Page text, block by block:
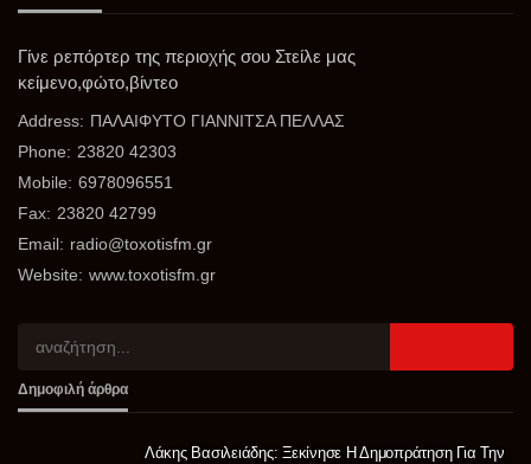
Γίνε ρεπόρτερ της περιοχής σου Στείλε μας
κείμενο,φώτο,βίντεο
Address: ΠΑΛΑΙΦΥΤΟ ΓΙΑΝΝΙΤΣΑ ΠΕΛΛΑΣ
Phone: 23820 42303
Mobile: 6978096551
Fax: 23820 42799
Email: radio@toxotisfm.gr
Website: www.toxotisfm.gr
Δημοφιλή άρθρα
Λάκης Βασιλειάδης: Ξεκίνησε Η Δημοπράτηση Για Την